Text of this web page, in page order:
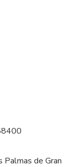
de Gran